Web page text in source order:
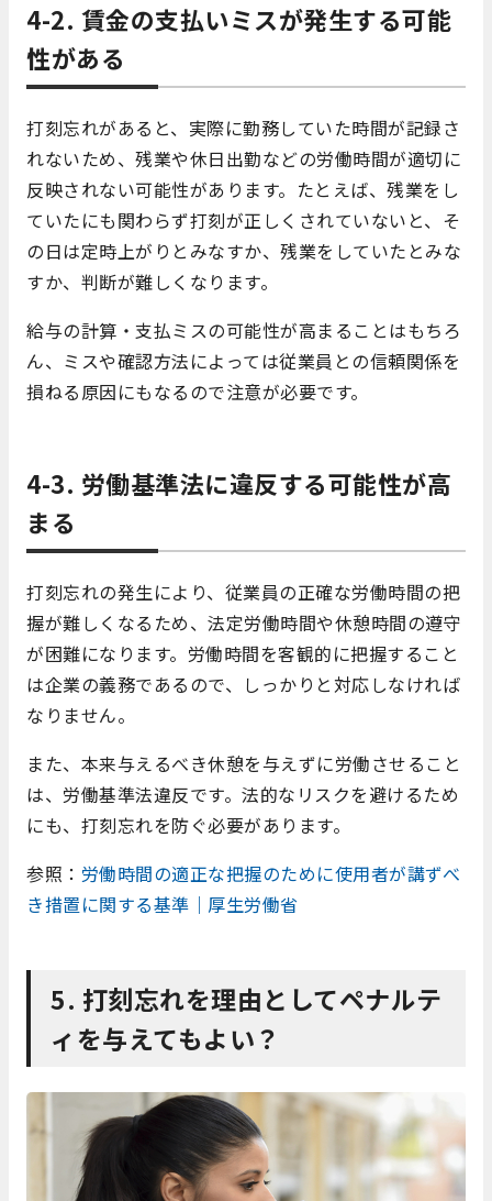
4-2. 賃金の支払いミスが発生する可能
性がある
打刻忘れがあると、実際に勤務していた時間が記録さ
れないため、残業や休日出勤などの労働時間が適切に
反映されない可能性があります。たとえば、残業をし
ていたにも関わらず打刻が正しくされていないと、そ
の日は定時上がりとみなすか、残業をしていたとみな
すか、判断が難しくなります。
給与の計算・支払ミスの可能性が高まることはもちろ
ん、ミスや確認方法によっては従業員との信頼関係を
損ねる原因にもなるので注意が必要です。
4-3. 労働基準法に違反する可能性が高
まる
打刻忘れの発生により、従業員の正確な労働時間の把
握が難しくなるため、法定労働時間や休憩時間の遵守
が困難になります。労働時間を客観的に把握すること
は企業の義務であるので、しっかりと対応しなければ
なりません。
また、本来与えるべき休憩を与えずに労働させること
は、労働基準法違反です。法的なリスクを避けるため
にも、打刻忘れを防ぐ必要があります。
参照： 労働時間の適正な把握のために使用者が講ずべ
き措置に関する基準｜厚生労働省
5. 打刻忘れを理由としてペナルテ
ィを与えてもよい？